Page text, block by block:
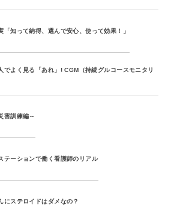
「知って納得、選んで安心、使って効果！」
でよく見る「あれ」! CGM（持続グルコースモニタリ
害訓練編～
テーションで働く看護師のリアル
にステロイドはダメなの？